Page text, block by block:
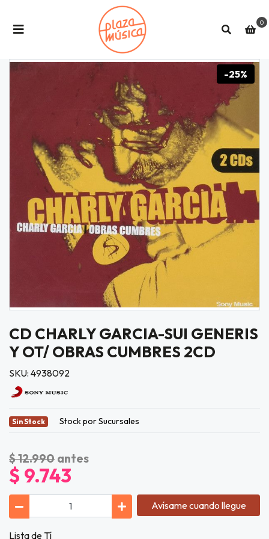
0
-25%
CD CHARLY GARCIA-SUI GENERIS
Y OT/ OBRAS CUMBRES 2CD
SKU: 4938092
Sin Stock Stock por Sucursales
$ 12.990 antes
$ 9.743
Avísame cuando llegue
Lista de Tí